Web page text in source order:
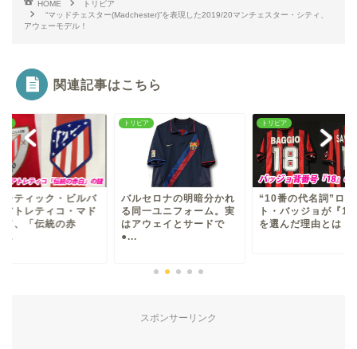
HOME
トリビア
“マッドチェスター(Madchester)”を表現した2019/20マンチェスター・シティ、
アウェーモデル！
関連記事はこちら
レティック・ビルバ
アトレティコ・マド
ド、「伝統の赤
...
トリビア
バルセロナの明暗分かれ
る同一ユニフォーム。実
はアウェイとサードで
●...
トリビア
“10番の代名詞”ロベ
ト・バッジョが『18
を選んだ理由とは
スポンサーリンク